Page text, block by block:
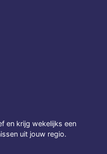
en krijg wekelijks een
uit jouw regio.